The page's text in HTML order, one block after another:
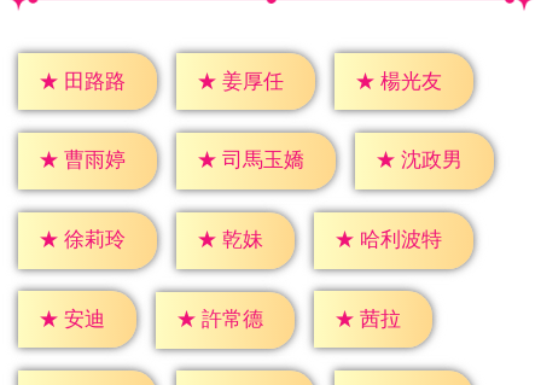
★ 田路路 ★ 姜厚任 ★ 楊光友
★ 曹雨婷 ★ 司馬玉嬌 ★ 沈政男
★ 徐莉玲 ★ 乾妹 ★ 哈利波特
★ 安迪 ★ 許常德 ★ 茜拉